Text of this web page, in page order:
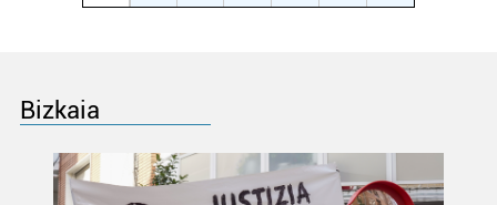
Bizkaia